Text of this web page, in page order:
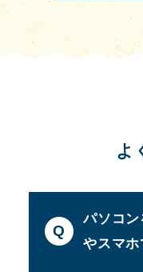
よ
Q
パソコ
やスマホ